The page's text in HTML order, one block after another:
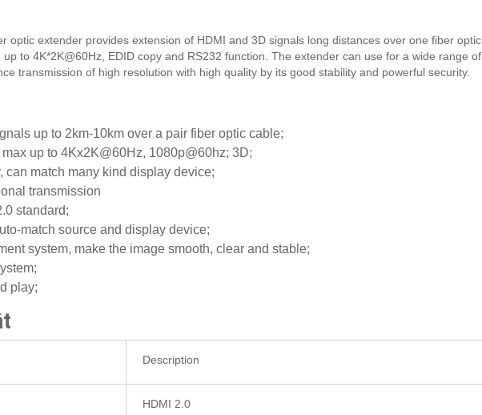
optic extender provides extension of HDMI and 3D signals long distances over one fiber optic
to 4K*2K@60Hz, EDID copy and RS232 function. The extender can use for a wide range of
transmission of high resolution with high quality by its good stability and powerful security.
up to 2km-10km over a pair fiber optic cable;
up to 4Kx2K@60Hz, 1080p@60hz; 3D;
can match many kind display device;
transmission
standard;
match source and display device;
system, make the image smooth, clear and stable;
play;
Description
HDMI 2.0